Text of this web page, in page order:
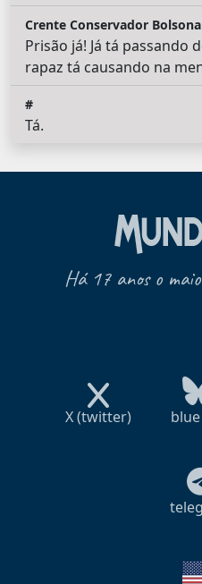
Crente Conservador
Prisão já! Já tá passando
rapaz tá causando na
#
Tá.
Há 17 anos o
X (twitter)